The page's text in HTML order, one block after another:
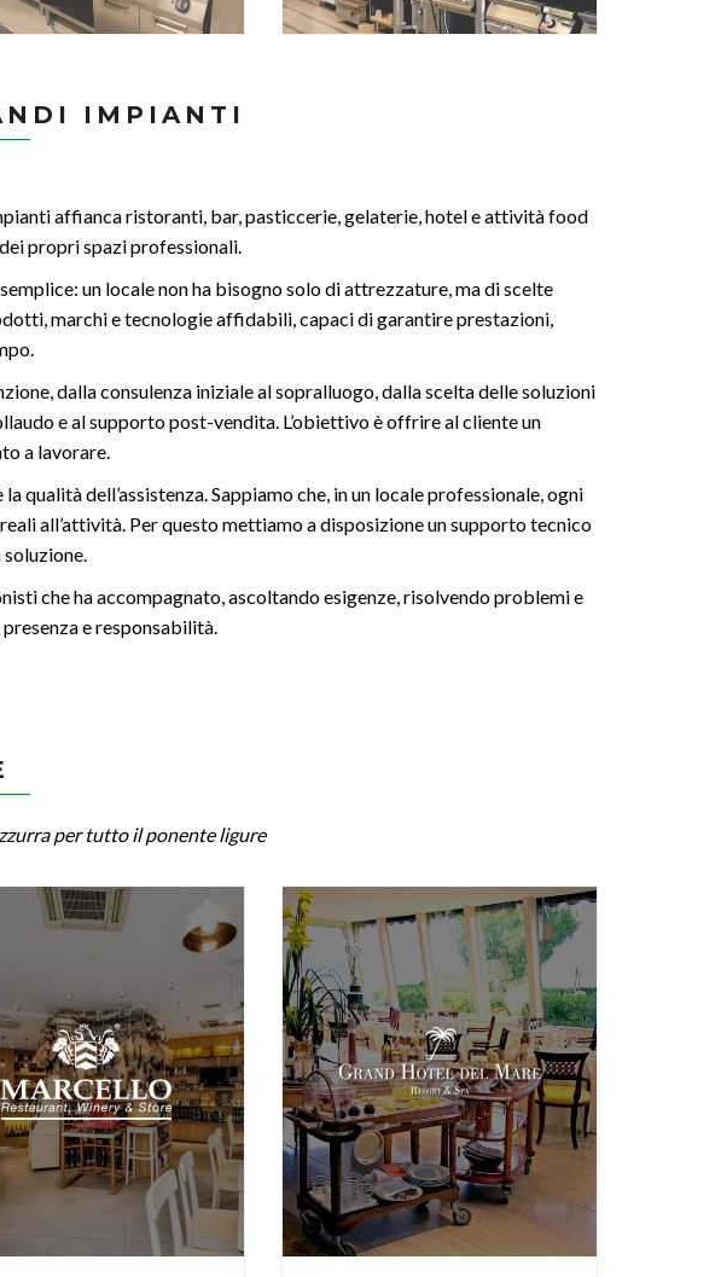
IMPIANTI
affianca ristoranti, bar, pasticcerie, gelaterie, hotel e attività food
propri spazi professionali.
semplice: un locale non ha bisogno solo di attrezzature, ma di scelte
marchi e tecnologie affidabili, capaci di garantire prestazioni,
dalla consulenza iniziale al sopralluogo, dalla scelta delle soluzioni
e al supporto post-vendita. L’obiettivo è offrire al cliente un
a lavorare.
qualità dell’assistenza. Sappiamo che, in un locale professionale, ogni
all’attività. Per questo mettiamo a disposizione un supporto tecnico
che ha accompagnato, ascoltando esigenze, risolvendo problemi e
e responsabilità.
per tutto il ponente ligure